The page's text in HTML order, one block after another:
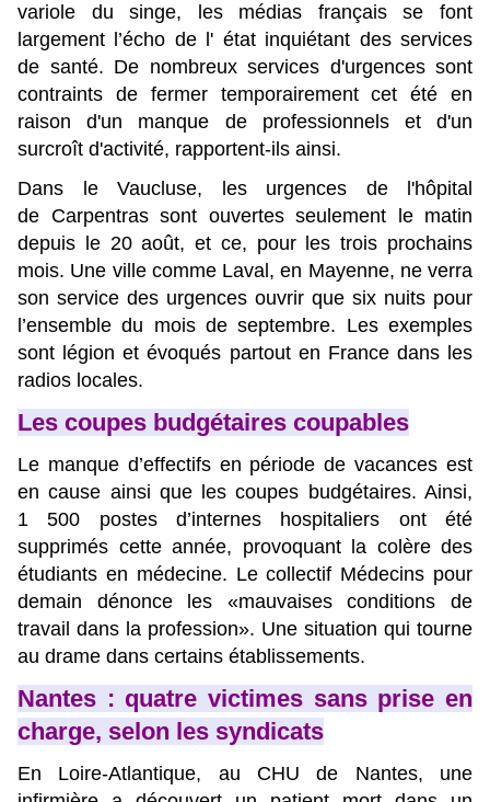
variole du singe, les médias français se font
largement l’écho de l' état inquiétant des services
de santé. De nombreux services d'urgences sont
contraints de fermer temporairement cet été en
raison d'un manque de professionnels et d'un
surcroît d'activité, rapportent-ils ainsi.
Dans le Vaucluse, les urgences de l'hôpital
de Carpentras sont ouvertes seulement le matin
depuis le 20 août, et ce, pour les trois prochains
mois. Une ville comme Laval, en Mayenne, ne verra
son service des urgences ouvrir que six nuits pour
l’ensemble du mois de septembre. Les exemples
sont légion et évoqués partout en France dans les
radios locales.
Les coupes budgétaires coupables
Le manque d’effectifs en période de vacances est
en cause ainsi que les coupes budgétaires. Ainsi,
1 500 postes d’internes hospitaliers ont été
supprimés cette année, provoquant la colère des
étudiants en médecine. Le collectif Médecins pour
demain dénonce les «mauvaises conditions de
travail dans la profession». Une situation qui tourne
au drame dans certains établissements.
Nantes : quatre victimes sans prise en
charge, selon les syndicats
En Loire-Atlantique, au CHU de Nantes, une